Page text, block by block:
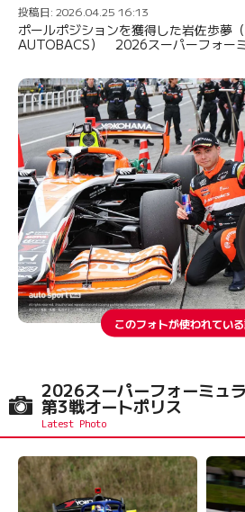
投稿日: 2026.04.25 16:13
ポールポジションを獲得した岩佐歩夢
AUTOBACS） 2026スーパーフォー
このフォトが使われてい
2026スーパーフォーミュラ
第3戦オートポリス